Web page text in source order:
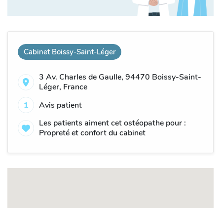
Cabinet Boissy-Saint-Léger
3 Av. Charles de Gaulle, 94470 Boissy-Saint-
Léger, France
1
Avis patient
Les patients aiment cet ostéopathe pour :
Propreté et confort du cabinet